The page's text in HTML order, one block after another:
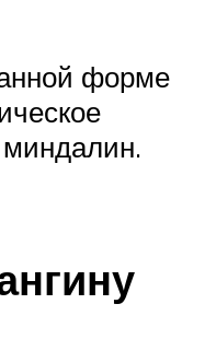
форме